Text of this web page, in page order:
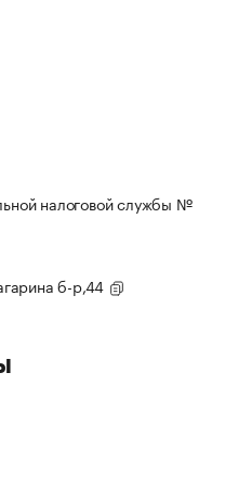
налоговой службы №
б-р,44